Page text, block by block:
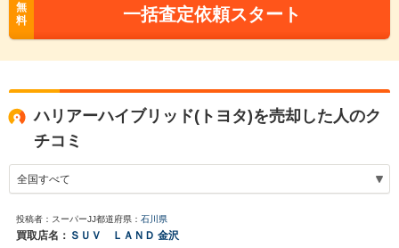
無
料
一括査定依頼スタート
ハリアーハイブリッド(トヨタ)を売却した人のク
チコミ
投稿者：スーパーJJ都道府県： 石川県
買取店名： ＳＵＶ ＬＡＮＤ 金沢